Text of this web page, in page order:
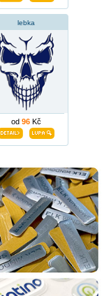
lebka
od 96 Kč